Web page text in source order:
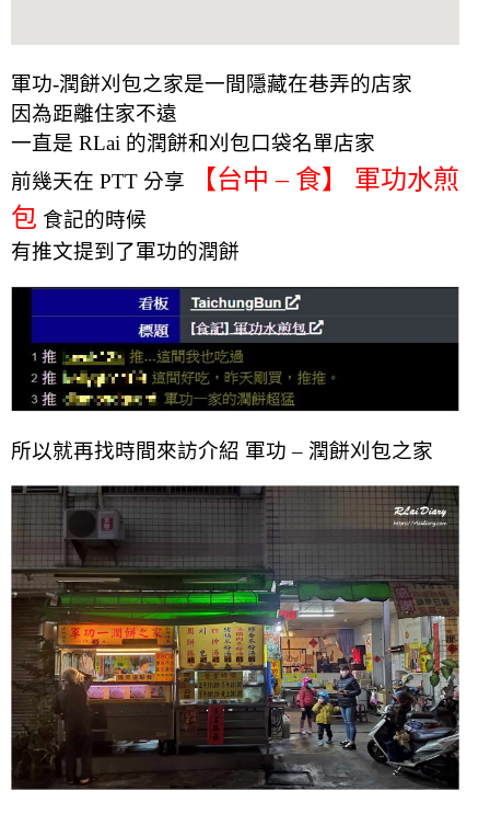
軍功-潤餅刈包之家是一間隱藏在巷弄的店家
因為距離住家不遠
一直是 RLai 的潤餅和刈包口袋名單店家
前幾天在 PTT 分享
【台中 – 食】 軍功水煎
包 食記的時候
有推文提到了軍功的潤餅
所以就再找時間來訪介紹 軍功 – 潤餅刈包之家